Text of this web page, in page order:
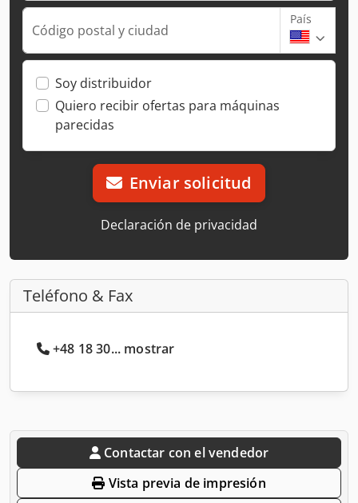
Código postal y ciudad
País
Soy distribuidor
Quiero recibir ofertas para máquinas
parecidas
Enviar solicitud
Declaración de privacidad
Teléfono & Fax
+48 18 30... mostrar
Contactar con el vendedor
Vista previa de impresión